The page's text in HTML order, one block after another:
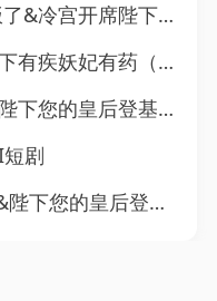
来蹭饭了（122集）AI短剧
有药（60集）AI短剧
登基了（58集）AI短剧
剧
登基了（79集）AI短剧